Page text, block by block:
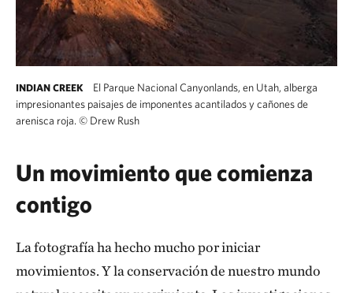
INDIAN CREEK
El Parque Nacional Canyonlands, en Utah, alberga
impresionantes paisajes de imponentes acantilados y cañones de
arenisca roja. © Drew Rush
Un movimiento que comienza
contigo
La fotografía ha hecho mucho por iniciar
movimientos. Y la conservación de nuestro mundo